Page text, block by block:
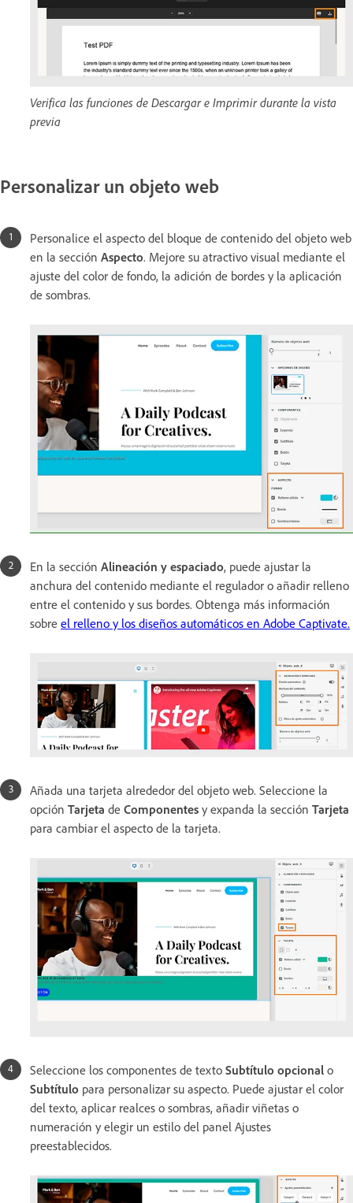
Verifica las funciones de Descargar e Imprimir durante la vista
previa
Personalizar un objeto web
Personalice el aspecto del bloque de contenido del objeto web
en la sección Aspecto. Mejore su atractivo visual mediante el
ajuste del color de fondo, la adición de bordes y la aplicación
de sombras.
En la sección Alineación y espaciado, puede ajustar la
anchura del contenido mediante el regulador o añadir relleno
entre el contenido y sus bordes. Obtenga más información
sobre el relleno y los diseños automáticos en Adobe Captivate.
Añada una tarjeta alrededor del objeto web. Seleccione la
opción Tarjeta de Componentes y expanda la sección Tarjeta
para cambiar el aspecto de la tarjeta.
Seleccione los componentes de texto Subtítulo opcional o
Subtítulo para personalizar su aspecto. Puede ajustar el color
del texto, aplicar realces o sombras, añadir viñetas o
numeración y elegir un estilo del panel Ajustes
preestablecidos.